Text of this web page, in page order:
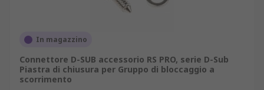
In magazzino
Connettore D-SUB accessorio RS PRO, serie D-Sub
Piastra di chiusura per Gruppo di bloccaggio a
scorrimento